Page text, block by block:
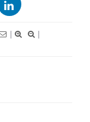
|
|